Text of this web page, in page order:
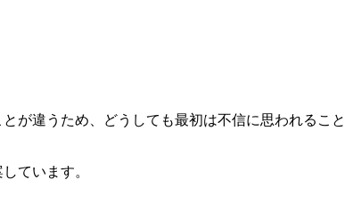
が違うため、どうしても最初は不信に思われること
ています。